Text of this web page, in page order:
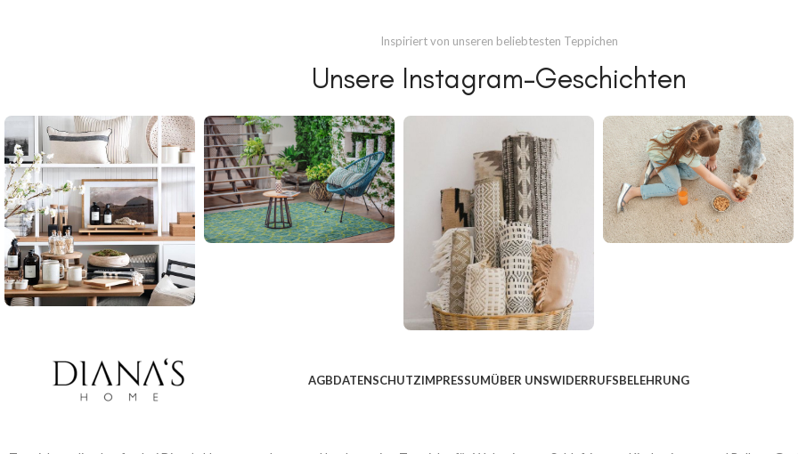
Inspiriert von unseren beliebtesten Teppichen
Unsere Instagram-Geschichten
AGBDATENSCHUTZIMPRESSUMÜBER UNSWIDERRUFSBELEHRUNG